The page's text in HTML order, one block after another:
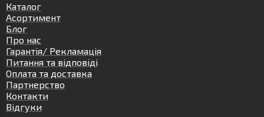
Каталог
Асортимент
Блог
Про нас
Гарантія/ Рекламація
Питання та відповіді
Оплата та доставка
Партнерство
Контакти
Відгуки